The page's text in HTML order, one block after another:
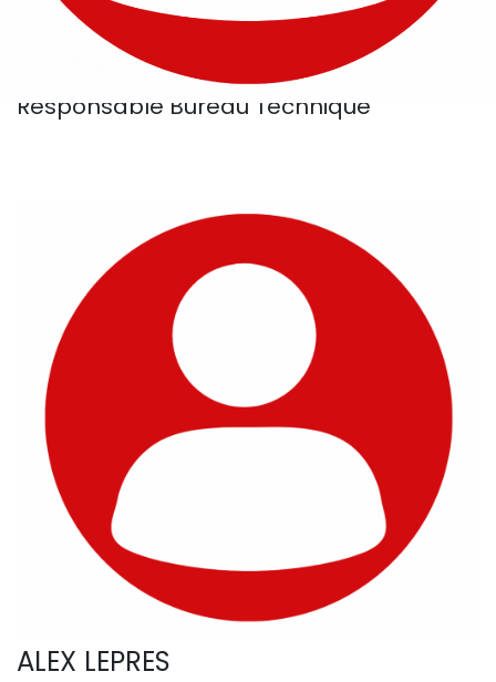
LÉO MAVROMMATIS
Responsable Bureau Technique
ALEX LEPRES